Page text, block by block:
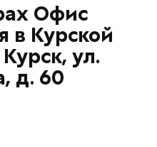
Офис
в Курской
ул.
д. 60